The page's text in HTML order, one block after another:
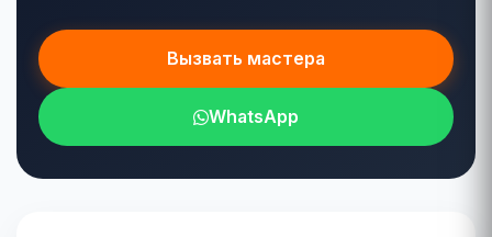
Вызвать мастера
WhatsApp